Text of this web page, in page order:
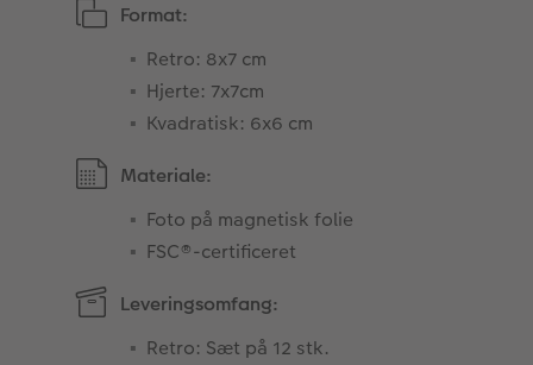
Format:
Retro: 8x7 cm
Hjerte: 7x7cm
Kvadratisk: 6x6 cm
Materiale:
Foto på magnetisk folie
FSC®-certificeret
Leveringsomfang:
Retro: Sæt på 12 stk.